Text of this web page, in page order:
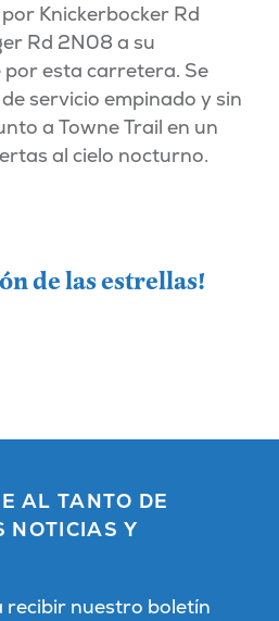
Knickerbocker Rd
Rd 2N08 a su
esta carretera. Se
servicio empinado y sin
a Towne Trail en un
al cielo nocturno.
de las estrellas!
AL TANTO DE
NOTICIAS Y
recibir nuestro boletín